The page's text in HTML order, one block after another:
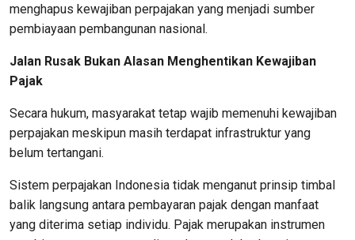
menghapus kewajiban perpajakan yang menjadi sumber
pembiayaan pembangunan nasional.
Jalan Rusak Bukan Alasan Menghentikan Kewajiban
Pajak
Secara hukum, masyarakat tetap wajib memenuhi kewajiban
perpajakan meskipun masih terdapat infrastruktur yang
belum tertangani.
Sistem perpajakan Indonesia tidak menganut prinsip timbal
balik langsung antara pembayaran pajak dengan manfaat
yang diterima setiap individu. Pajak merupakan instrumen